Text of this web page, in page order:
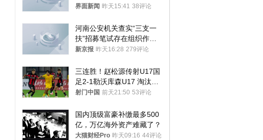
不够准确，待修改后印发
界面新闻 昨天15:41 38评论
河南公安机关查实“三支一
扶”招募笔试存在组织作弊
犯罪行为
新京报 昨天16:28 279评论
三连胜！赵松源传射U17国
足2-1勒沃库森U17 淘汰赛
将战河床
射门中国 前天21:50 53评论
国内顶级富豪补缴最多500
亿，万亿海外资产难藏了？
大猫财经Pro 昨天09:16 44评论